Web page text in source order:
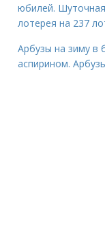
юбилей.
лотерея на 237
Арбузы на зиму в
аспирином.